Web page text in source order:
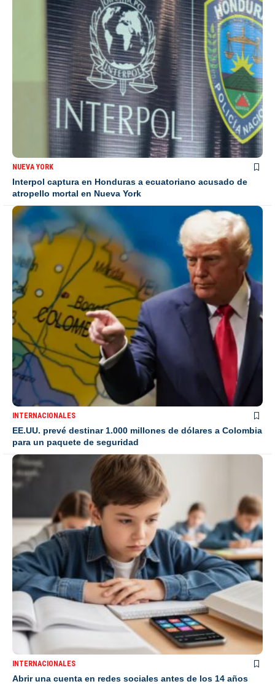
NUEVA YORK
Interpol captura en Honduras a ecuatoriano acusado de
atropello mortal en Nueva York
INTERNACIONALES
EE.UU. prevé destinar 1.000 millones de dólares a Colombia
para un paquete de seguridad
INTERNACIONALES
Abrir una cuenta en redes sociales antes de los 14 años